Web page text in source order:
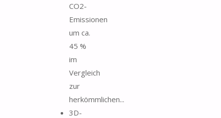
CO2-
Emissionen
um ca.
45 %
im
Vergleich
zur
herkömmlichen...
3D-